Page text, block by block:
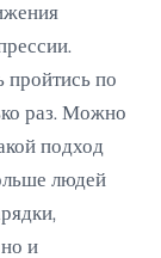
пройтись по
раз. Можно
подход
людей
но и